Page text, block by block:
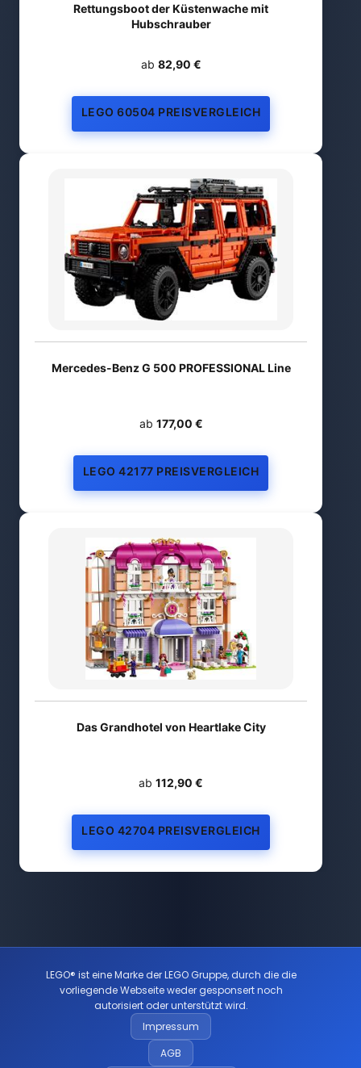
Rettungsboot der Küstenwache mit
Hubschrauber
ab 82,90 €
LEGO 60504 PREISVERGLEICH
Mercedes-Benz G 500 PROFESSIONAL Line
ab 177,00 €
LEGO 42177 PREISVERGLEICH
Das Grandhotel von Heartlake City
ab 112,90 €
LEGO 42704 PREISVERGLEICH
LEGO® ist eine Marke der LEGO Gruppe, durch die die
vorliegende Webseite weder gesponsert noch
autorisiert oder unterstützt wird.
Impressum
AGB